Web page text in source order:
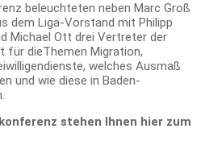
beleuchteten neben Marc Groß
dem Liga-Vorstand mit Philipp
Michael Ott drei Vertreter der
für dieThemen Migration,
welches Ausmaß
und wie diese in Baden-
stehen Ihnen hier zum